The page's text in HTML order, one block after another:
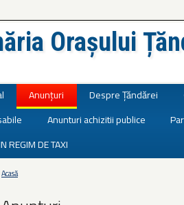
Orașului
Anunțuri Despre Țăndărei
Anunturi achizitii publice
REGIM DE TAXI
Eşti aici
Acasă